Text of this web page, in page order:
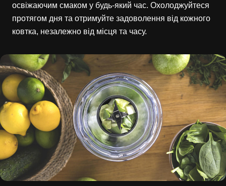
освіжаючим смаком у будь-який час. Охолоджуйтеся
протягом дня та отримуйте задоволення від кожного
ковтка, незалежно від місця та часу.